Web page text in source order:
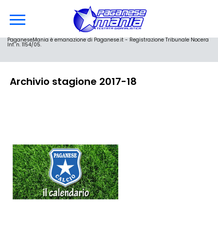
PaganeseMania è emanazione di Paganese.it - Registrazione Tribunale Nocera
Inf. n. 1154/05.
Archivio stagione 2017-18